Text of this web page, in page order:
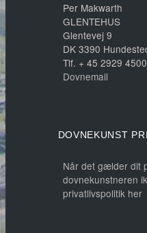
Per Makwarth
GLENTEHUS
Glentevej 9
DK 3390
Tlf. + 45 2929 4500
Dovnemail
DOVNEKUNST
Når det gælder dit
dovnekunstneren
privatlivspolitik her